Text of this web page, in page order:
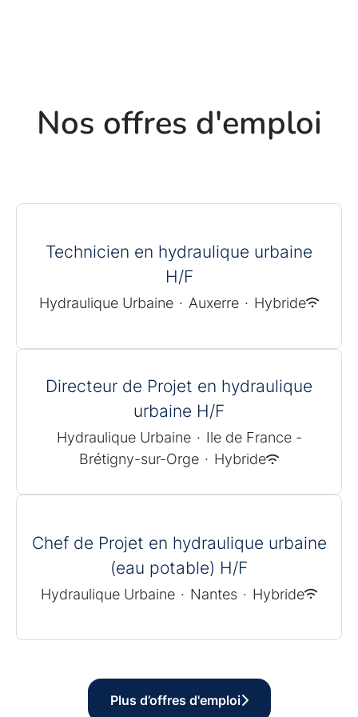
Nos offres d'emploi
Technicien en hydraulique urbaine
H/F
Hydraulique Urbaine · Auxerre · Hybride
Directeur de Projet en hydraulique
urbaine H/F
Hydraulique Urbaine · Ile de France -
Brétigny-sur-Orge · Hybride
Chef de Projet en hydraulique urbaine
(eau potable) H/F
Hydraulique Urbaine · Nantes · Hybride
Plus d’offres d'emploi